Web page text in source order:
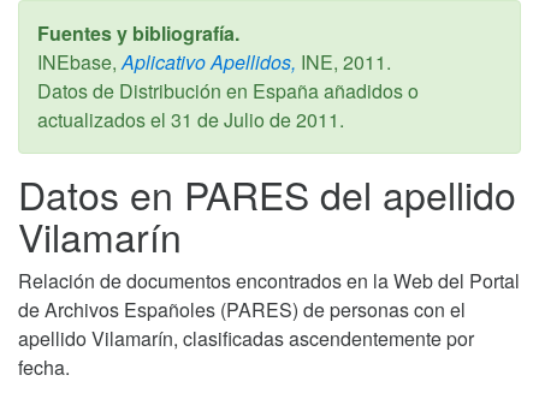
Fuentes y bibliografía.
INEbase,Aplicativo Apellidos, INE, 2011.
Datos de Distribución en España añadidos o
actualizados el 31 de Julio de 2011.
Datos en PARES del apellido
Vilamarín
Relación de documentos encontrados en la Web del Portal
de Archivos Españoles (PARES) de personas con el
apellido Vilamarín, clasificadas ascendentemente por
fecha.